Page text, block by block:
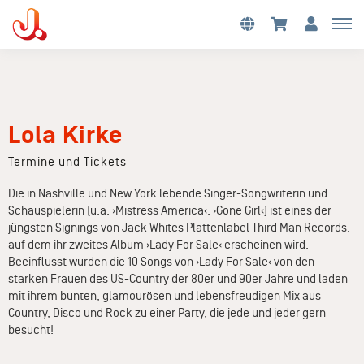
Lola Kirke
Termine und Tickets
Die in Nashville und New York lebende Singer-Songwriterin und
Schauspielerin (u.a. ›Mistress America‹, ›Gone Girl‹) ist eines der
jüngsten Signings von Jack Whites Plattenlabel Third Man Records,
auf dem ihr zweites Album ›Lady For Sale‹ erscheinen wird.
Beeinflusst wurden die 10 Songs von ›Lady For Sale‹ von den
starken Frauen des US-Country der 80er und 90er Jahre und laden
mit ihrem bunten, glamourösen und lebensfreudigen Mix aus
Country, Disco und Rock zu einer Party, die jede und jeder gern
besucht!